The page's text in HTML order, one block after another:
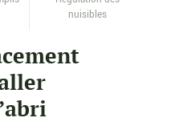
nuisibles